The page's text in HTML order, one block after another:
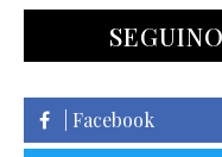
| Facebook